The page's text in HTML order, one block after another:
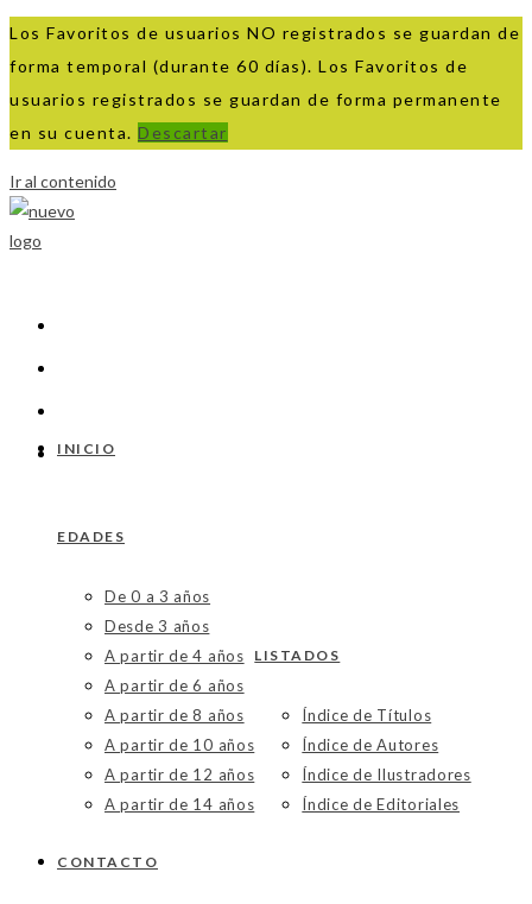
Los Favoritos de usuarios NO registrados se guardan de
forma temporal (durante 60 días). Los Favoritos de
usuarios registrados se guardan de forma permanente
en su cuenta. Descartar
Ir al contenido
INICIO
EDADES
De 0 a 3 años
Desde 3 años
A partir de 4 años
A partir de 6 años
A partir de 8 años
A partir de 10 años
A partir de 12 años
A partir de 14 años
LISTADOS
Índice de Títulos
Índice de Autores
Índice de Ilustradores
Índice de Editoriales
CONTACTO